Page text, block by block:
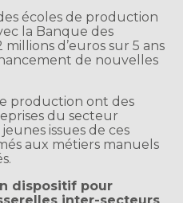
écoles de production
la Banque des
d’euros sur 5 ans
de nouvelles
production ont des
du secteur
issues de ces
aux métiers manuels
dispositif pour
inter-secteurs